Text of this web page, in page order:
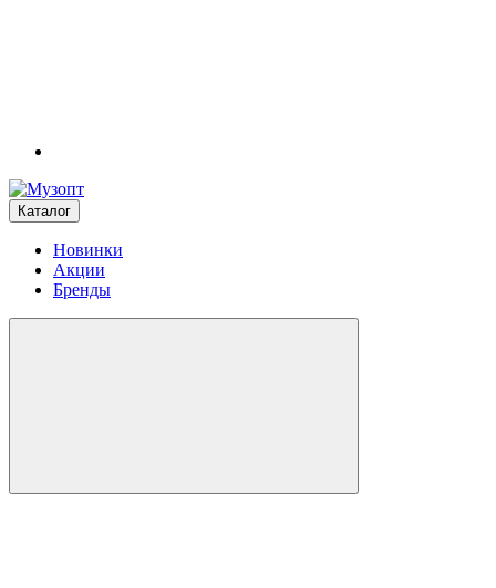
Каталог
Новинки
Акции
Бренды